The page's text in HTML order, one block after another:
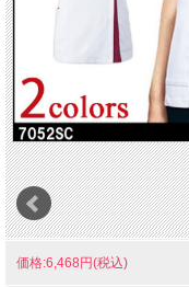
価格:6,468円(税込)